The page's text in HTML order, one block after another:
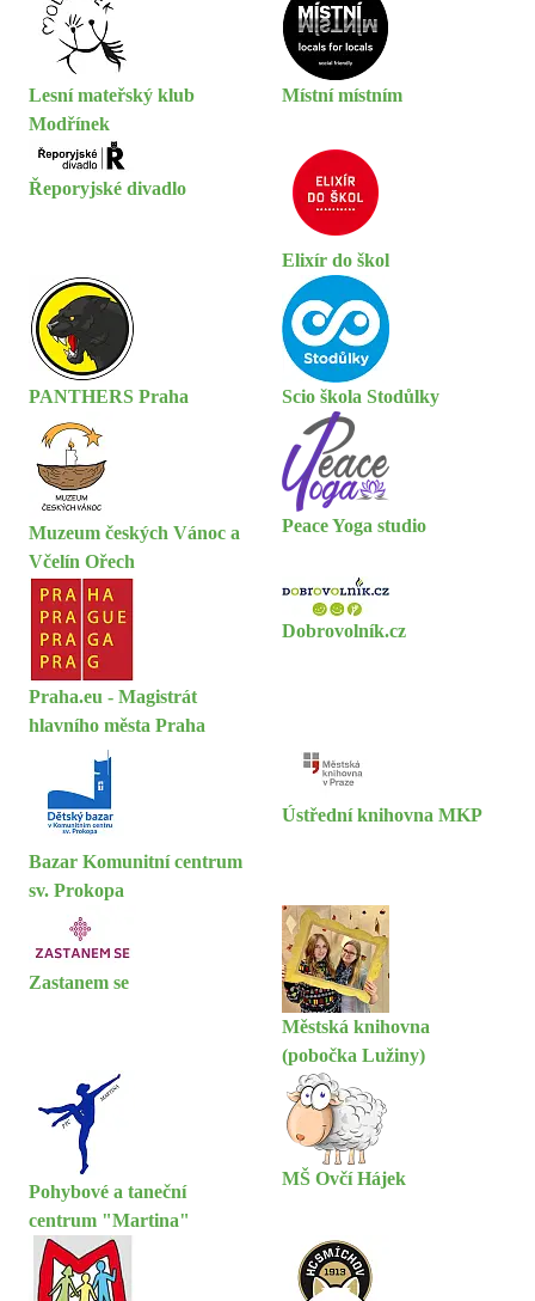
Lesní mateřský klub
Modřínek
Místní místním
Řeporyjské divadlo
Elixír do škol
PANTHERS Praha Scio škola Stodůlky
Muzeum českých Vánoc a
Včelín Ořech
Peace Yoga studio
Praha.eu - Magistrát
hlavního města Praha
Dobrovolník.cz
Bazar Komunitní centrum
sv. Prokopa
Ústřední knihovna MKP
Zastanem se
Městská knihovna
(pobočka Lužiny)
Pohybové a taneční
centrum "Martina"
MŠ Ovčí Hájek